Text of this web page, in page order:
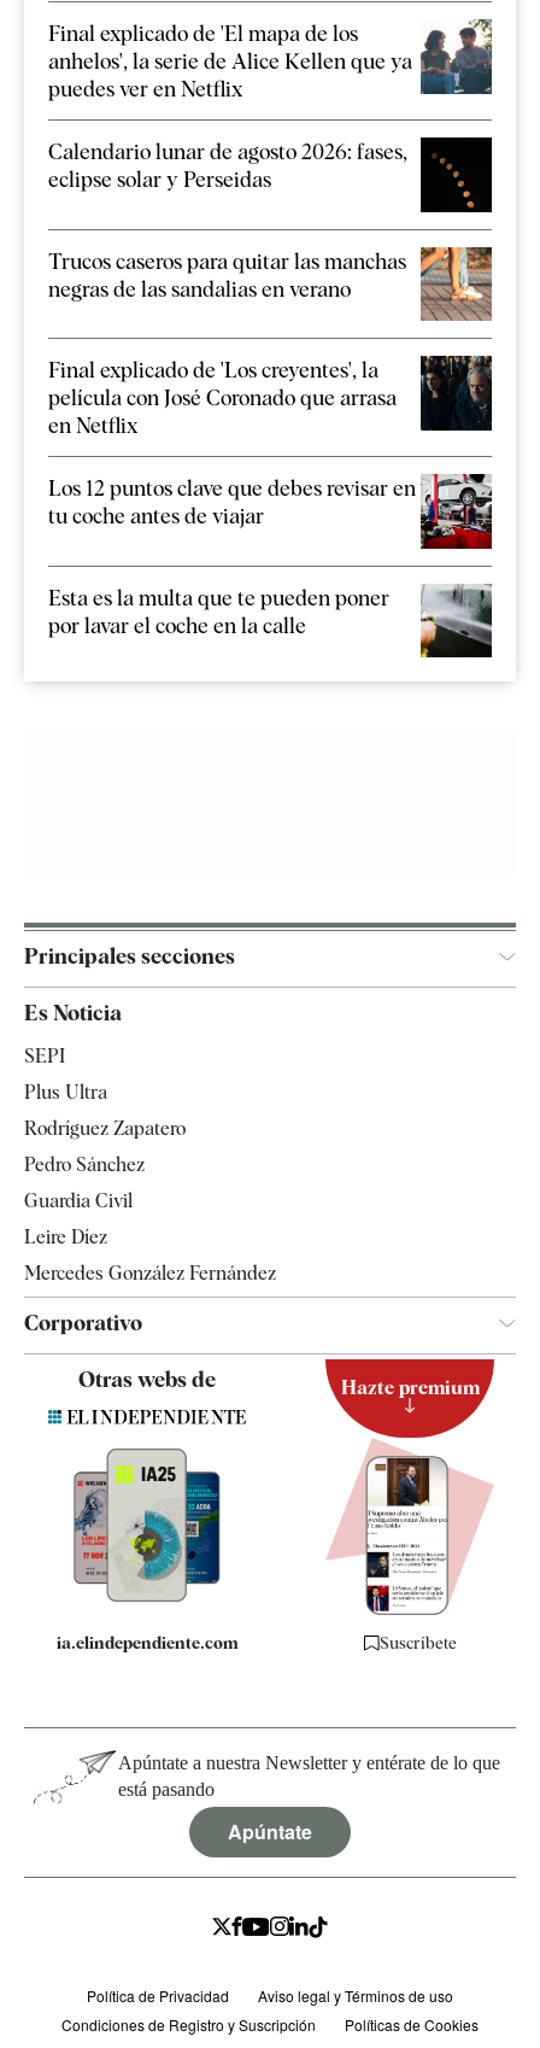
Final explicado de 'El mapa de los
anhelos', la serie de Alice Kellen que ya
puedes ver en Netflix
Calendario lunar de agosto 2026: fases,
eclipse solar y Perseidas
Trucos caseros para quitar las manchas
negras de las sandalias en verano
Final explicado de 'Los creyentes', la
película con José Coronado que arrasa
en Netflix
Los 12 puntos clave que debes revisar en
tu coche antes de viajar
Esta es la multa que te pueden poner
por lavar el coche en la calle
Principales secciones
España
Televisión
Es Noticia
SEPI
Plus Ultra
Rodríguez Zapatero
Pedro Sánchez
Guardia Civil
Leire Díez
Mercedes González Fernández
Corporativo
Contacto
Quiénes somos
Especificaciones
Otras webs de
ia.elindependiente.com
Hazte premium
Suscríbete
Apúntate a nuestra Newsletter y entérate de lo que
está pasando
Apúntate
Política de Privacidad
Aviso legal y Términos de uso
Condiciones de Registro y Suscripción
Políticas de Cookies